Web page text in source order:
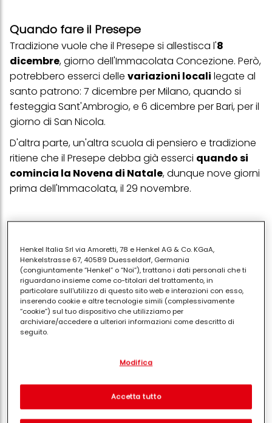
Quando fare il Presepe
Tradizione vuole che il Presepe si allestisca l'8
dicembre, giorno dell'Immacolata Concezione. Però,
potrebbero esserci delle variazioni locali legate al
santo patrono: 7 dicembre per Milano, quando si
festeggia Sant'Ambrogio, e 6 dicembre per Bari, per il
giorno di San Nicola.
D'altra parte, un'altra scuola di pensiero e tradizione
ritiene che il Presepe debba già esserci quando si
comincia la Novena di Natale, dunque nove giorni
prima dell'Immacolata, il 29 novembre.
Quando mettere le decorazioni dell'albero? Le date
sono le stesse del Presepe, anche per addobbare i
rami con le palline e le altre decorazioni. Il punto di
riferimento canonico è l'8 dicembre.
Chi fa l'albero di Natale in anticipo
contro il soffitto e le luci che illuminano le nostre
in cui riesce. E se cediamo all'albero di Halloween
allora non c'è soluzione di continuità tra ottobre e i
Henkel Italia Srl via Amoretti, 78 e Henkel AG & Co. KGaA,
Henkelstrasse 67, 40589 Duesseldorf, Germania
(congiuntamente “Henkel” o “Noi”), trattano i dati personali che ti
riguardano insieme come co-titolari del trattamento, in
particolare sull'utilizzo di questo sito web e interazioni con esso,
inserendo cookie e altre tecnologie simili (complessivamente
“cookie”) sul tuo dispositivo che utilizziamo per
archiviare/accedere a ulteriori informazioni come descritto di
seguito.
separati o co-titolari come indicato nella nostra Informativa sulla
pixel, impronte digitali e tecnologie simili" utilizzeremo anche
cookie ed elaboreremo i dati relativi a te per
Modifica
Accetta tutto